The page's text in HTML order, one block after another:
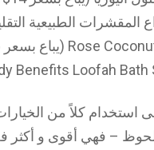
كلاً من الخيارات
– فهي أقوى و أكثر